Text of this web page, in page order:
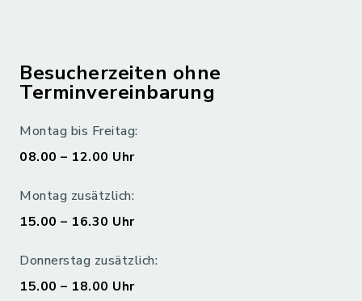
Besucherzeiten ohne
Terminvereinbarung
Montag bis Freitag:
08.00 – 12.00 Uhr
Montag zusätzlich:
15.00 – 16.30 Uhr
Donnerstag zusätzlich:
15.00 – 18.00 Uhr